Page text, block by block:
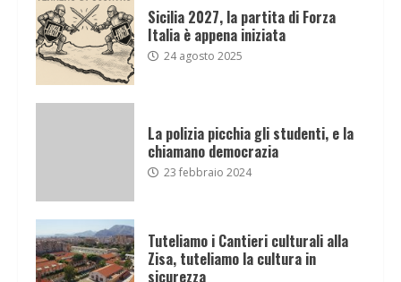
Sicilia 2027, la partita di Forza
Italia è appena iniziata
24 agosto 2025
La polizia picchia gli studenti, e la
chiamano democrazia
23 febbraio 2024
Tuteliamo i Cantieri culturali alla
Zisa, tuteliamo la cultura in
sicurezza